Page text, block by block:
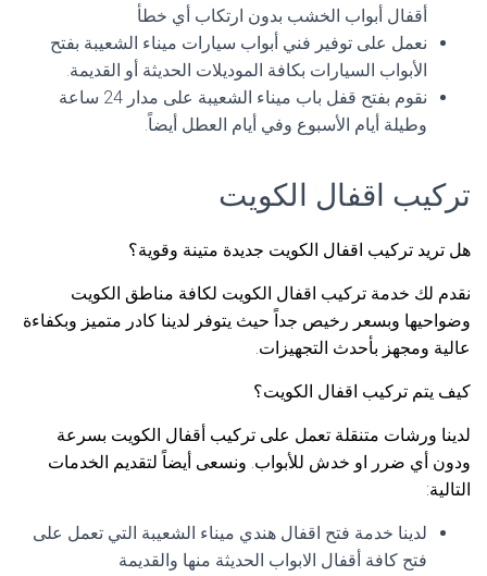
أقفال أبواب الخشب بدون ارتكاب أي خطأ
نعمل على توفير فني أبواب سيارات ميناء الشعيبة بفتح
الأبواب السيارات بكافة الموديلات الحديثة أو القديمة.
نقوم بفتح قفل باب ميناء الشعيبة على مدار 24 ساعة
وطيلة أيام الأسبوع وفي أيام العطل أيضاً.
تركيب اقفال الكويت
هل تريد تركيب اقفال الكويت جديدة متينة وقوية؟
نقدم لك خدمة تركيب اقفال الكويت لكافة مناطق الكويت
وضواحيها وبسعر رخيص جداً حيث يتوفر لدينا كادر متميز وبكفاءة
عالية ومجهز بأحدث التجهيزات.
كيف يتم تركيب اقفال الكويت؟
لدينا ورشات متنقلة تعمل على تركيب أقفال الكويت بسرعة
ودون أي ضرر او خدش للأبواب. ونسعى أيضاً لتقديم الخدمات
التالية:
لدينا خدمة فتح اقفال هندي ميناء الشعيبة التي تعمل على
فتح كافة أقفال الابواب الحديثة منها والقديمة